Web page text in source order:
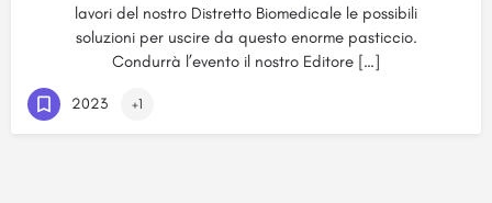
lavori del nostro Distretto Biomedicale le possibili
soluzioni per uscire da questo enorme pasticcio.
Condurrà l’evento il nostro Editore […]
2023 +1